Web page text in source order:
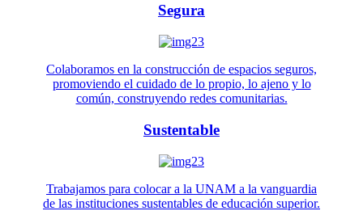
Segura
Colaboramos en la construcción de espacios seguros,
promoviendo el cuidado de lo propio, lo ajeno y lo
común, construyendo redes comunitarias.
Sustentable
Trabajamos para colocar a la UNAM a la vanguardia
de las instituciones sustentables de educación superior.